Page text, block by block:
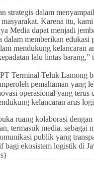
strategis dalam
Karena itu,
Media dapat menjadi
dalam memberikan edukasi
mendukung kelancaran
lalu lintas barang,”
Terminal Teluk Lamong
pemahaman yang
operasional yang terus
kelancaran arus
ruang kolaborasi dengan
termasuk media, sebagai
publik yang
bagi ekosistem logistik di